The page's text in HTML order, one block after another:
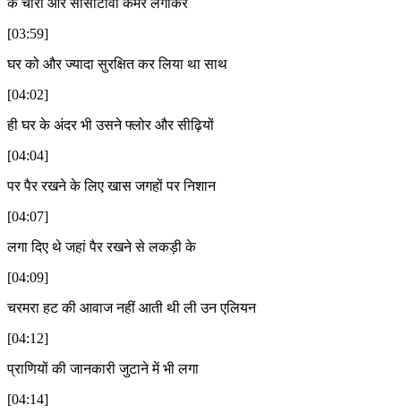
[03:59]
घर को और ज्यादा सुरक्षित कर लिया था साथ
[04:02]
ही घर के अंदर भी उसने फ्लोर और सीढ़ियों
[04:04]
पर पैर रखने के लिए खास जगहों पर निशान
[04:07]
लगा दिए थे जहां पैर रखने से लकड़ी के
[04:09]
चरमरा हट की आवाज नहीं आती थी ली उन एलियन
[04:12]
प्राणियों की जानकारी जुटाने में भी लगा
[04:14]